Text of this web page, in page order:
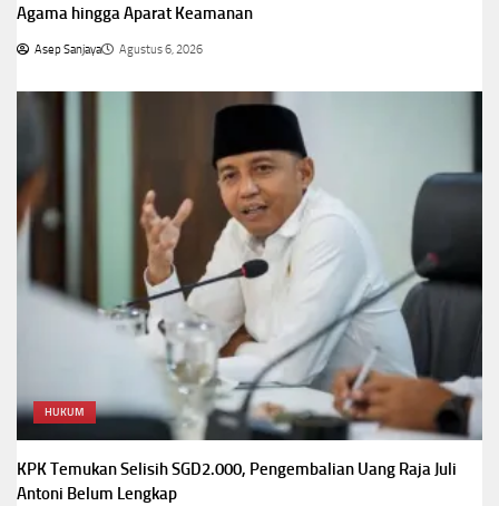
Agama hingga Aparat Keamanan
Asep Sanjaya Agustus 6, 2026
HUKUM
KPK Temukan Selisih SGD2.000, Pengembalian Uang Raja Juli
Antoni Belum Lengkap